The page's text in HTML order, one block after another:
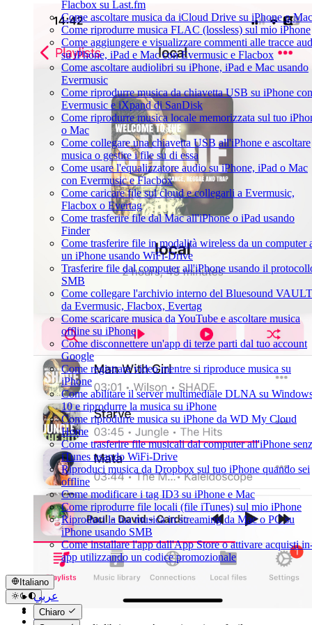
Flacbox su Last.fm
Come ascoltare musica da iCloud Drive su iPhone o Mac
Come riprodurre musica FLAC (lossless) sul mio iPhone
Come aggiungere e visualizzare commenti alle tracce
su iPhone, iPad e Mac con Evermusic e Flacbox
Come ascoltare audiolibri su iPhone, iPad e Mac usando
Evermusic
Come riprodurre musica da chiavetta USB su iPhone con
Evermusic e iXpand di SanDisk
Come riprodurre musica locale memorizzata sul tuo
o Mac
Come collegare una chiavetta USB all'iPhone e ascoltare
musica o gestire i file su di essa
Come usare l'equalizzatore audio su iPhone, iPad o Mac
con Evermusic e Flacbox
Come caricare file sul cloud e collegarli a Evermusic,
Flacbox o Evertag
Come trasferire file dal Mac all'iPhone o iPad usando
Finder
Come trasferire file in modalità wireless da un computer
un iPhone usando WiFi-Drive
Trasferire file dal computer all'iPhone usando il
SMB
Come collegare l'archivio interno del Bluesound VAULT
da Evermusic, Flacbox, Evertag
Come scaricare musica da YouTube e ascoltare musica
offline su iPhone
Come disconnettere un'app di terze parti dal tuo account
Google
Come registrare video mentre si riproduce musica su
iPhone
Come abilitare il server multimediale DLNA su
10 e riprodurre la musica su iPhone
Come riprodurre musica su iPhone da WD My Cloud
Home
Come trasferire file musicali dal computer all'iPhone
iTunes usando WiFi-Drive
Riproduci musica da Dropbox sul tuo iPhone quando sei
offline
Come modificare i tag ID3 su iPhone e Mac
Come riprodurre file locali (file iTunes) sul mio iPhone
Riproduci la tua musica in streaming da Mac o PC su
iPhone usando SMB
Come installare l'app dall'App Store o attivare acquisti
app utilizzando un codice promozionale
Italiano
عربي
Català
Čeština
Chiaro